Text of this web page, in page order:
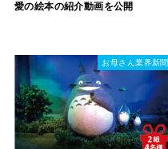
愛の絵本の紹介動画を公開
お母さん業界新聞